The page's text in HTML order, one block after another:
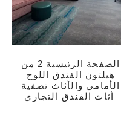
الصفحة الرئيسية 2 من
هيلتون الفندق اللوح
الأمامي والأثاث تصفية